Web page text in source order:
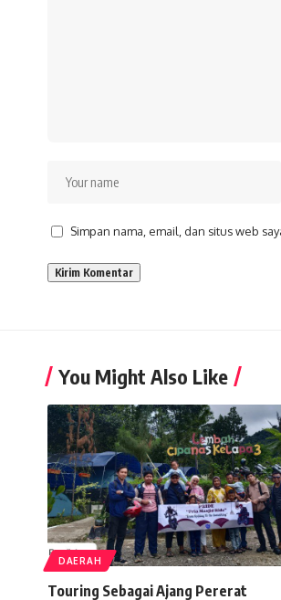
Simpan nama, email, dan situs web
You Might Also Like
DAERAH
Touring Sebagai Ajang Pererat